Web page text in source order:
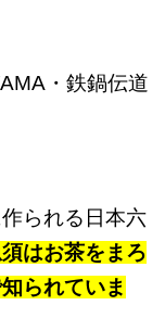
・鉄鍋伝道
られる日本六
はお茶をまろ
られていま